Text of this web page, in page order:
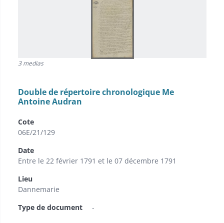
3 medias
Double de répertoire chronologique Me
Antoine Audran
Cote
06E/21/129
Date
Entre le 22 février 1791 et le 07 décembre 1791
Lieu
Dannemarie
Type de document
-